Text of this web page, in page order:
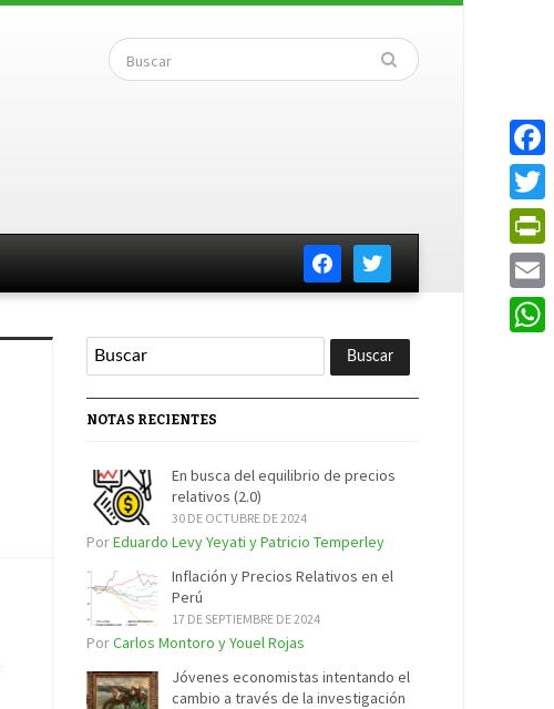
facebooktwitter
NOTAS RECIENTES
En busca del equilibrio de precios
relativos (2.0)
30 DE OCTUBRE DE 2024
PorEduardo Levy Yeyati y Patricio Temperley
Inflación y Precios Relativos en el
Perú
17 DE SEPTIEMBRE DE 2024
PorCarlos Montoro y Youel Rojas
Jóvenes economistas intentando el
cambio a través de la investigación
Email